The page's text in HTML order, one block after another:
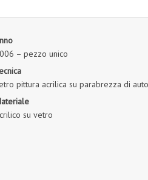
– pezzo unico
pittura acrilica su parabrezza di auto
su vetro